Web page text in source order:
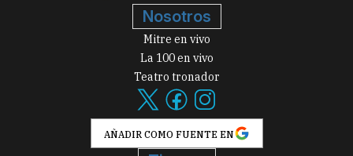
Nosotros
Mitre en vivo
La 100 en vivo
Teatro tronador
AÑADIR COMO FUENTE EN